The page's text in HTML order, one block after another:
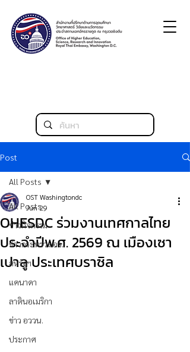
Post
All Posts
ข่าวกิจกรรม
ข่าวกระทรวง อว.
สหรัฐฯ
แคนาดา
ลาตินอเมริกา
ข่าว อววน.
ประกาศ
All Posts
OHESDC ร่วมงานเทศกาลไทย
ประจำปีพ.ศ. 2569 ณ เมืองเซา
เปาลู ประเทศบราซิล
OST Washingtondc
Jun 29